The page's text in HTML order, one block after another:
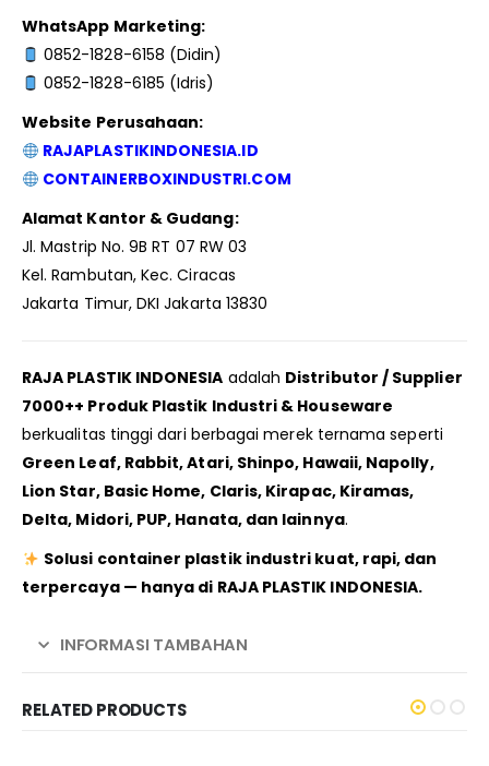
WhatsApp Marketing:
0852-1828-6158 (Didin)
0852-1828-6185 (Idris)
Website Perusahaan:
RAJAPLASTIKINDONESIA.ID
CONTAINERBOXINDUSTRI.COM
Alamat Kantor & Gudang:
Jl. Mastrip No. 9B RT 07 RW 03
Kel. Rambutan, Kec. Ciracas
Jakarta Timur, DKI Jakarta 13830
RAJA PLASTIK INDONESIA adalah Distributor / Supplier
7000++ Produk Plastik Industri & Houseware
berkualitas tinggi dari berbagai merek ternama seperti
Green Leaf, Rabbit, Atari, Shinpo, Hawaii, Napolly,
Lion Star, Basic Home, Claris, Kirapac, Kiramas,
Delta, Midori, PUP, Hanata, dan lainnya.
Solusi container plastik industri kuat, rapi, dan
terpercaya — hanya di RAJA PLASTIK INDONESIA.
INFORMASI TAMBAHAN
RELATED PRODUCTS